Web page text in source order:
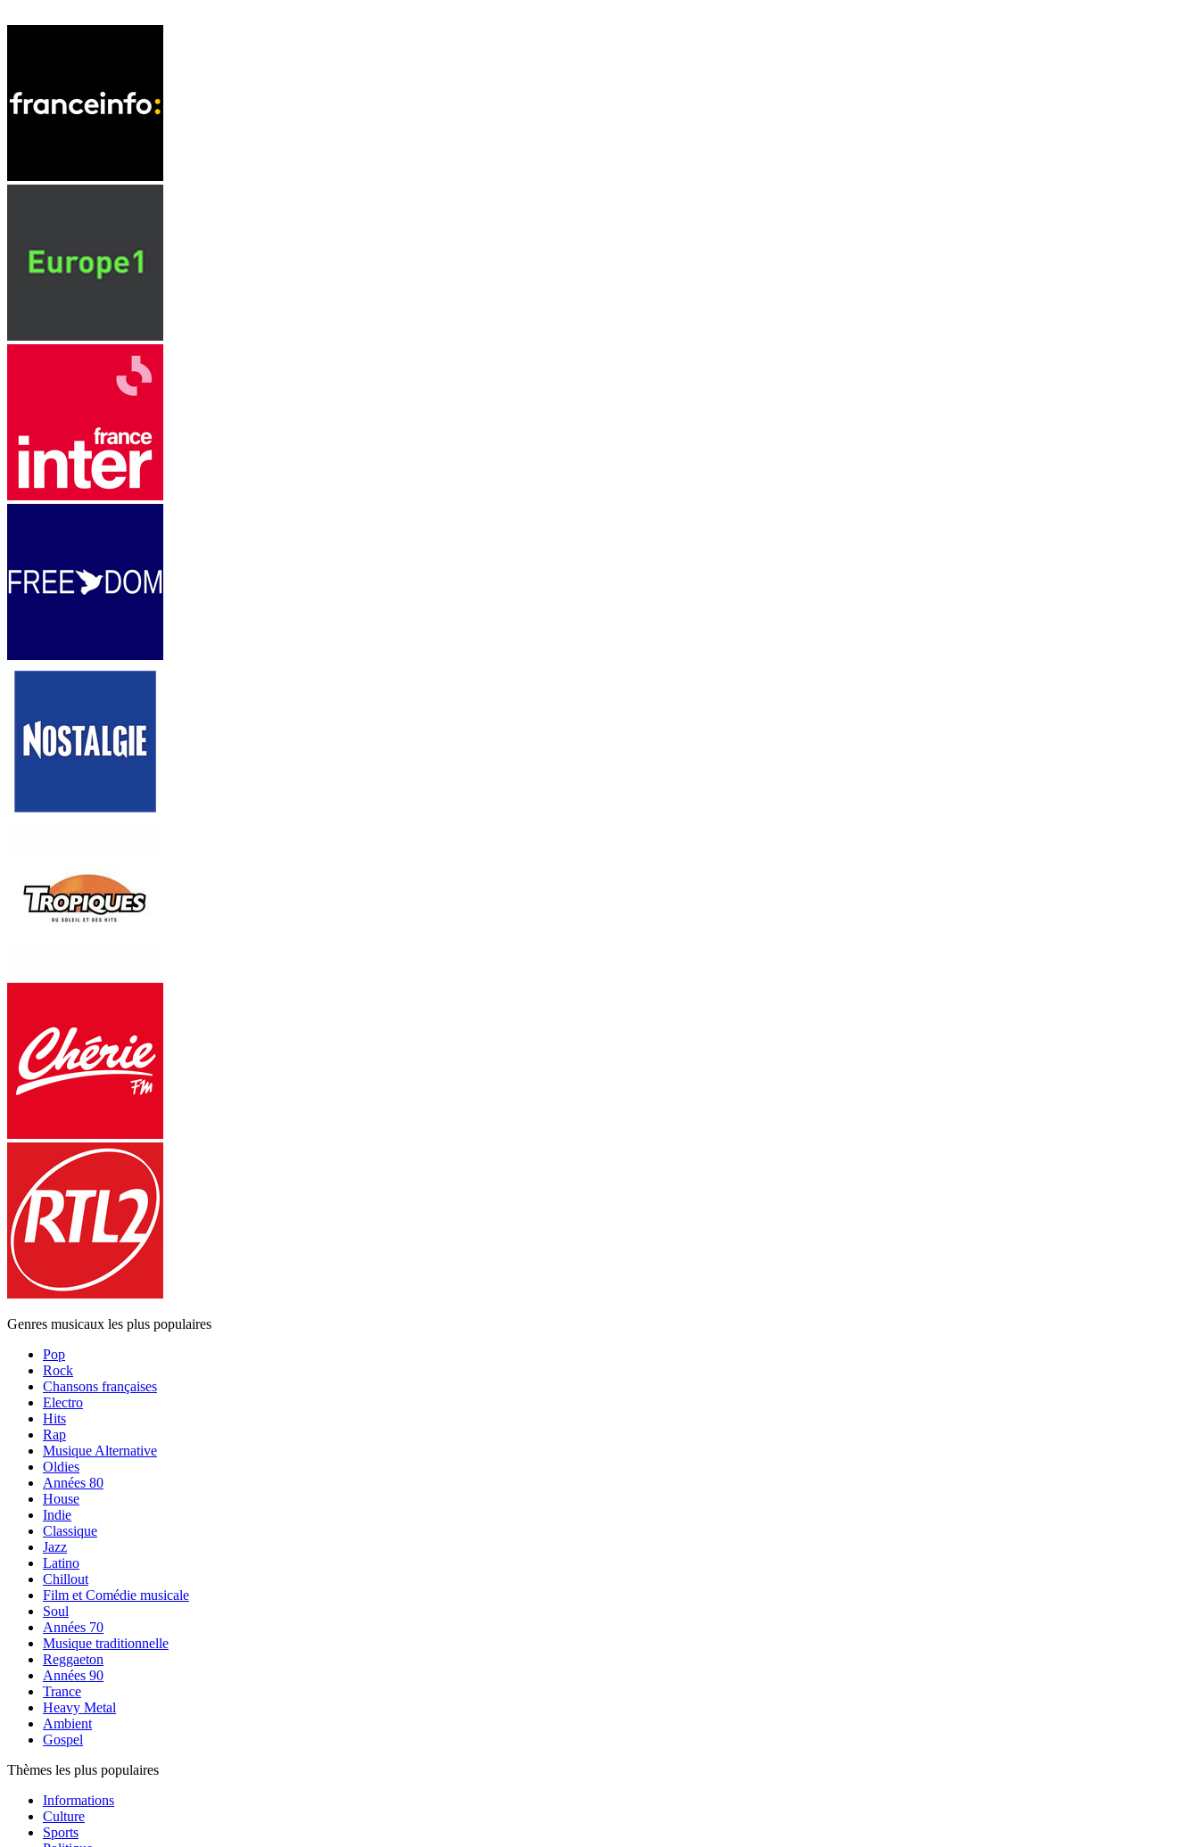
Genres musicaux les plus populaires
Pop
Rock
Chansons françaises
Electro
Hits
Rap
Musique Alternative
Oldies
Années 80
House
Indie
Classique
Jazz
Latino
Chillout
Film et Comédie musicale
Soul
Années 70
Musique traditionnelle
Reggaeton
Années 90
Trance
Heavy Metal
Ambient
Gospel
Thèmes les plus populaires
Informations
Culture
Sports